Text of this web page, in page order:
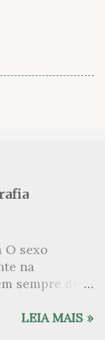
O sexo
na
sempre de
sua própria
LEIA MAIS »